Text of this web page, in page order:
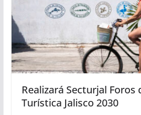
Realizará Secturjal Foros
Turística Jalisco 2030